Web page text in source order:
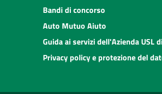
Bandi di concorso
Auto Mutuo Aiuto
Guida ai servizi dell'Azienda USL
Privacy policy e protezione del